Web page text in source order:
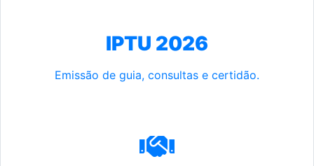
IPTU 2026
Emissão de guia, consultas e certidão.